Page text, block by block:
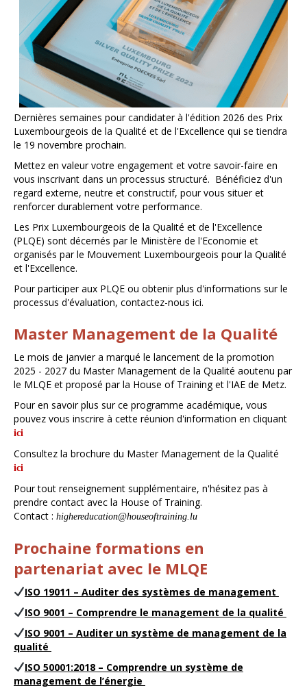
Dernières semaines pour candidater à l'édition 2026 des Prix
Luxembourgeois de la Qualité et de l'Excellence qui se tiendra
le 19 novembre prochain.
Mettez en valeur votre engagement et votre savoir-faire en
vous inscrivant dans un processus structuré. Bénéficiez d'un
regard externe, neutre et constructif, pour vous situer et
renforcer durablement votre performance.
Les Prix Luxembourgeois de la Qualité et de l'Excellence
(PLQE) sont décernés par le Ministère de l'Economie et
organisés par le Mouvement Luxembourgeois pour la Qualité
et l'Excellence.
Pour participer aux PLQE ou obtenir plus d'informations sur le
processus d'évaluation, contactez-nous ici.
Master Management de la Qualité
Le mois de janvier a marqué le lancement de la promotion
2025 - 2027 du Master Management de la Qualité aoutenu par
le MLQE et proposé par la House of Training et l'IAE de Metz.
Pour en savoir plus sur ce programme académique, vous
pouvez vous inscrire à cette réunion d'information en cliquant
ici
Consultez la brochure du Master Management de la Qualité
ici
Pour tout renseignement supplémentaire, n'hésitez pas à
prendre contact avec la House of Training.
Contact : highereducation@houseoftraining.lu
Prochaine formations en
partenariat avec le MLQE
ISO 19011 – Auditer des systèmes de management
ISO 9001 – Comprendre le management de la qualité
ISO 9001 – Auditer un système de management de la
qualité
ISO 50001:2018 – Comprendre un système de
management de l’énergie